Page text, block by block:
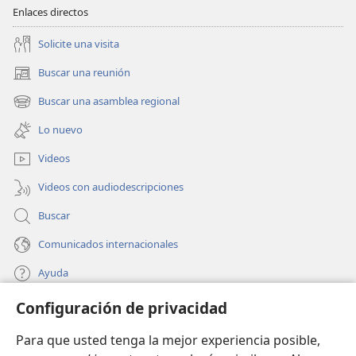
Configuración de privacidad
Para que usted tenga la mejor experiencia posible,
Enlaces directos
Solicite una visita
Buscar una reunión
(abre
una
nueva
ventana)
Buscar una asamblea regional
(abre
una
nueva
ventana)
Lo nuevo
Videos
Videos con audiodescripciones
Buscar
Comunicados internacionales
Ayuda
Donaciones
una
nueva